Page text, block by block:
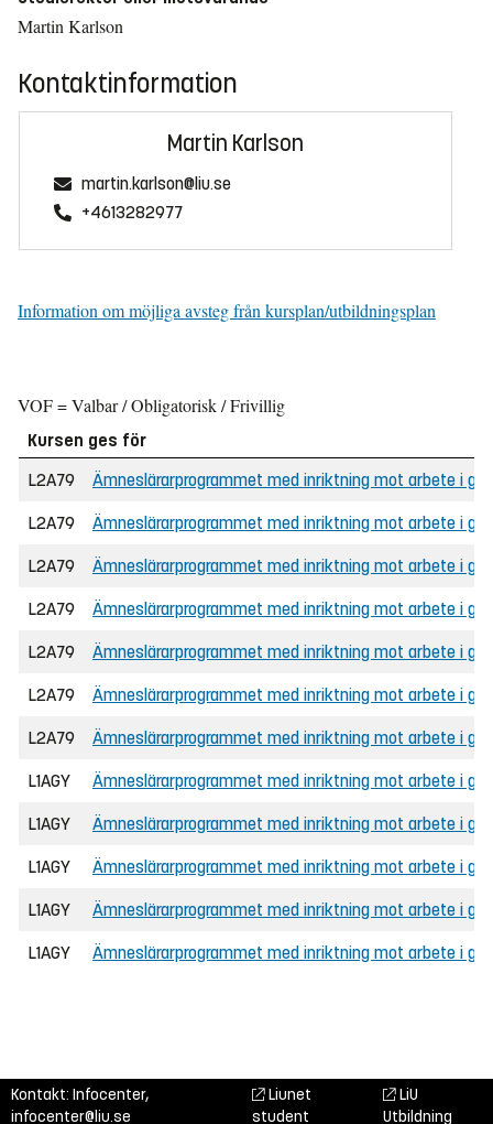
Martin Karlson
Kontaktinformation
Martin Karlson
martin.karlson@liu.se
+4613282977
Information om möjliga avsteg från kursplan/utbildningsplan
VOF = Valbar / Obligatorisk / Frivillig
Kursen ges för
L2A79
Ämneslärarprogrammet med inriktning mot arbete i
L2A79 Ämneslärarprogrammet med inriktning mot arbete i
L2A79 Ämneslärarprogrammet med inriktning mot arbete i
L2A79 Ämneslärarprogrammet med inriktning mot arbete i
L2A79 Ämneslärarprogrammet med inriktning mot arbete i
L2A79 Ämneslärarprogrammet med inriktning mot arbete i
L2A79 Ämneslärarprogrammet med inriktning mot arbete i
L1AGY Ämneslärarprogrammet med inriktning mot arbete i
L1AGY Ämneslärarprogrammet med inriktning mot arbete i
L1AGY Ämneslärarprogrammet med inriktning mot arbete i
L1AGY Ämneslärarprogrammet med inriktning mot arbete i
L1AGY Ämneslärarprogrammet med inriktning mot arbete i
Kontakt: Infocenter,
infocenter@liu.se
Liunet
student
LiU
Utbildning